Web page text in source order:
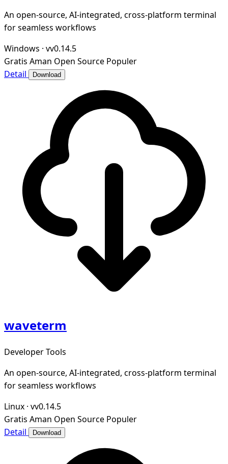
An open-source, AI-integrated, cross-platform terminal
for seamless workflows
Windows · vv0.14.5
Gratis Aman Open Source Populer
Detail
Download
waveterm
Developer Tools
An open-source, AI-integrated, cross-platform terminal
for seamless workflows
Linux · vv0.14.5
Gratis Aman Open Source Populer
Detail
Download